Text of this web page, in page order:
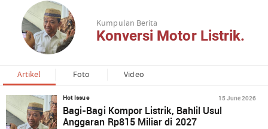
Kumpulan Berita
Konversi Motor Listrik.
Artikel Foto Video
Hot Issue 15 June 2026
Bagi-Bagi Kompor Listrik, Bahlil Usul
Anggaran Rp815 Miliar di 2027